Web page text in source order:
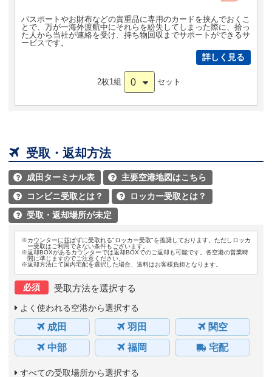
パスポートやお財布などの貴重品に専用のカードを挟んでおくこ
とで、万が一海外渡航中にそれらを紛失してしまった際に、拾っ
た人から当社が連絡を受け、持ち物回収までサポートができるサ
ービスです。
詳しく見る
2枚1組 0 セット
 受取・返却方法
 成田ターミナル表  主要空港地図はこちら
 コンビニ受取とは？  ロッカー受取とは？
 受取・返却場所が未定
※カウンターに並ばずに受取れる"ロッカー受取"を推奨しております。ただしロッカ
ー受取はご利用できない条件もございます。
※返却BOXがあるカウンターでは返却BOXでのご返却も可能です。各空港の営業時
間に準じますのでご注意ください。
※返却方法にて国内宅配を選択した場合、送料はお客様負担となります。
必須 受取方法を選択する
よく使われる空港から選択する
成田 羽田
関空
中部
福岡 宅配
すべての受取場所から選択する